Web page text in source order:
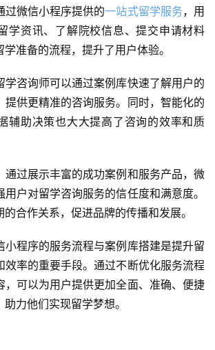
过微信小程序提供的一站式留学服务，用
学资讯、了解院校信息、提交申请材料
准备的流程，提升了用户体验。
学咨询师可以通过案例库快速了解用户的
提供更精准的咨询服务。同时，智能化的
辅助决策也大大提高了咨询的效率和质
通过展示丰富的成功案例和服务产品，微
户对留学咨询服务的信任度和满意度。
合作关系，促进品牌的传播和发展。
小程序的服务流程与案例库搭建是提升留
效率的重要手段。通过不断优化服务流程
，可以为用户提供更加全面、准确、便捷
力他们实现留学梦想。